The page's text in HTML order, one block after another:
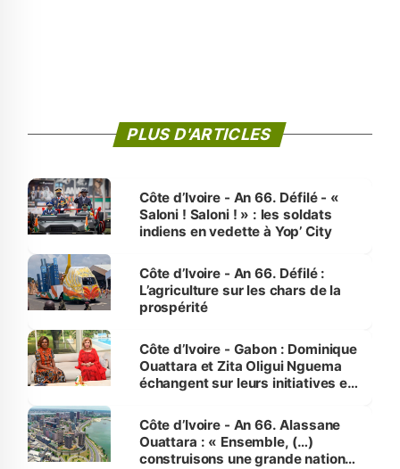
PLUS D'ARTICLES
Côte d’Ivoire - An 66. Défilé - «
Saloni ! Saloni ! » : les soldats
indiens en vedette à Yop’ City
Côte d’Ivoire - An 66. Défilé :
L’agriculture sur les chars de la
prospérité
Côte d’Ivoire - Gabon : Dominique
Ouattara et Zita Oligui Nguema
échangent sur leurs initiatives en
enfants
Côte d’Ivoire - An 66. Alassane
Ouattara : « Ensemble, (…)
construisons une grande nation